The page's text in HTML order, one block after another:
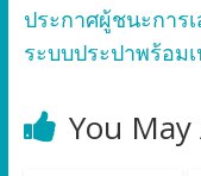
ประกาศผู้ชนะการ
ระบบประปาพร้อ
You May